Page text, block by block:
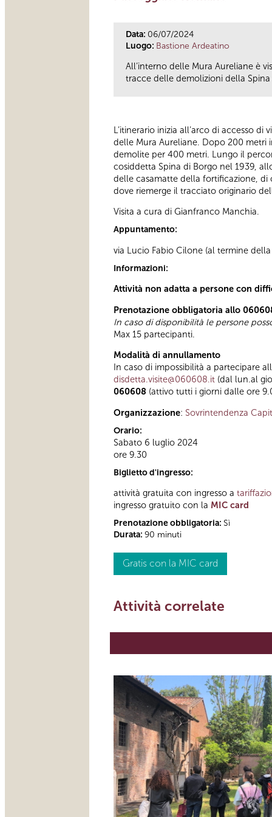
Data: 06/07/2024
Luogo: Bastione Ardeatino
All’interno delle Mura Aureliane è
tracce delle demolizioni della
L’itinerario inizia all’arco di accesso
delle Mura Aureliane. Dopo 200 metri
demolite per 400 metri. Lungo il
cosiddetta Spina di Borgo nel 1939,
delle casamatte della fortificazione, di
dove riemerge il tracciato originario
Visita a cura di Gianfranco Manchia.
Appuntamento:
via Lucio Fabio Cilone (al termine della
Informazioni:
Attività non adatta a persone con
Prenotazione obbligatoria allo
In caso di disponibilità le persone
Max 15 partecipanti.
Modalità di annullamento
In caso di impossibilità a partecipare
disdetta.visite@060608.it (dal lun.al
060608 (attivo tutti i giorni dalle ore
Organizzazione: Sovrintendenza
Orario:
Sabato 6 luglio 2024
ore 9.30
Biglietto d'ingresso:
attività gratuita con ingresso a
ingresso gratuito con la MIC card
Prenotazione obbligatoria: Sì
Durata: 90 minuti
Gratis con la MIC card
Attività correlate